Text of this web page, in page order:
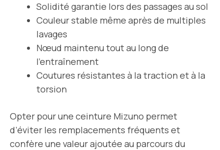
Solidité garantie lors des passages au sol
Couleur stable même après de multiples
lavages
Nœud maintenu tout au long de
l’entraînement
Coutures résistantes à la traction et à la
torsion
Opter pour une ceinture Mizuno permet
d’éviter les remplacements fréquents et
confère une valeur ajoutée au parcours du